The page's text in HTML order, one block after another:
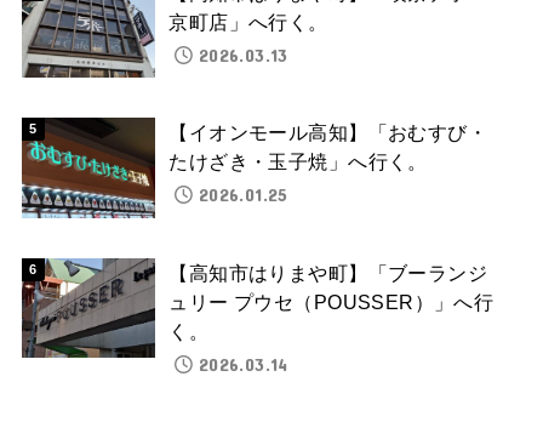
京町店」へ行く。
2026.03.13
【イオンモール高知】「おむすび・
たけざき・玉子焼」へ行く。
2026.01.25
【高知市はりまや町】「ブーランジ
ュリー プウセ（POUSSER）」へ行
く。
2026.03.14